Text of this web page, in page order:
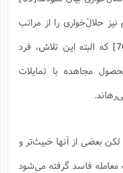
حلال‌ْخواری را از مراتب
که البته این تلاش، فرد
مجاهده با تمایلات
بعضى از آنها خبیث‌تر و
فاسد گرفته مى‌شود